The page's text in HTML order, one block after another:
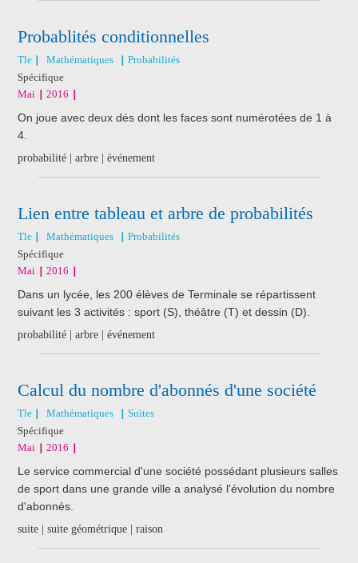
Probablités conditionnelles
Tle Mathématiques
Probabilités
Spécifique
Mai
2016
On joue avec deux dés dont les faces sont numérotées de 1 à
4.
probabilité | arbre | événement
Lien entre tableau et arbre de probabilités
Tle Mathématiques
Probabilités
Spécifique
Mai
2016
Dans un lycée, les 200 élèves de Terminale se répartissent
suivant les 3 activités : sport (S), théâtre (T) et dessin (D).
probabilité | arbre | événement
Calcul du nombre d'abonnés d'une société
Tle Mathématiques
Suites
Spécifique
Mai
2016
Le service commercial d'une société possédant plusieurs salles
de sport dans une grande ville a analysé l'évolution du nombre
d'abonnés.
suite | suite géométrique | raison